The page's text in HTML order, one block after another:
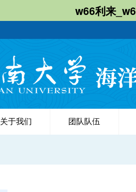
w66利来
关于我们 团队队伍